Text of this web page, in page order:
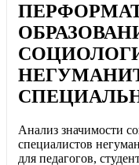
Анализ значимости
специалистов
для педагогов,